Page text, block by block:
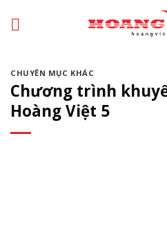
đến
dung
CHUYÊN MỤC KHÁC
Chương trình
Hoàng Việt 5